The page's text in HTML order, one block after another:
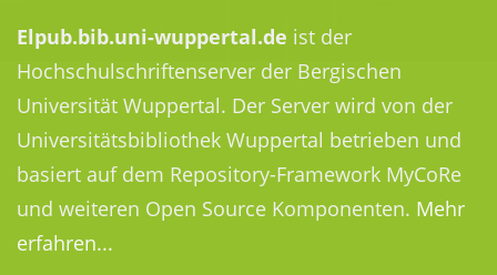
Elpub.bib.uni-wuppertal.de ist der
Hochschulschriftenserver der Bergischen
Universität Wuppertal. Der Server wird von der
Universitätsbibliothek Wuppertal betrieben und
basiert auf dem Repository-Framework MyCoRe
und weiteren Open Source Komponenten. Mehr
erfahren...